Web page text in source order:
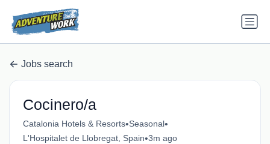
Jobs search
Cocinero/a
Catalonia Hotels & Resorts•Seasonal•
L'Hospitalet de Llobregat, Spain•3m ago